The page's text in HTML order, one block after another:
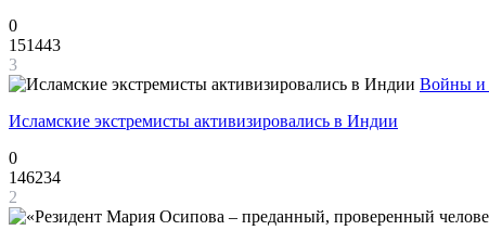
0
151443
3
Войны и
Исламские экстремисты активизировались в Индии
0
146234
2